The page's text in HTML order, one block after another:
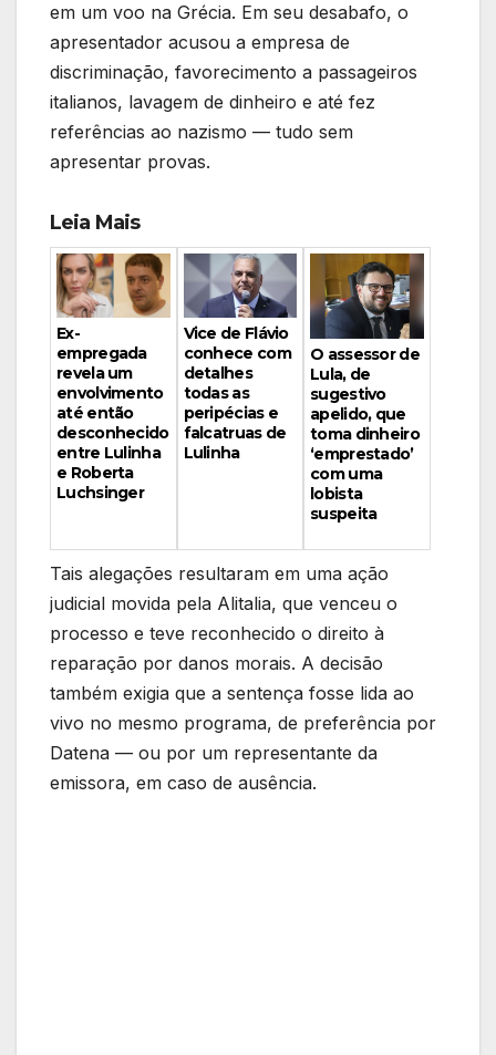
em um voo na Grécia. Em seu desabafo, o
apresentador acusou a empresa de
discriminação, favorecimento a passageiros
italianos, lavagem de dinheiro e até fez
referências ao nazismo — tudo sem
apresentar provas.
Leia Mais
Ex-
empregada
revela um
envolvimento
até então
desconhecido
entre Lulinha
e Roberta
Luchsinger
Vice de Flávio
conhece com
detalhes
todas as
peripécias e
falcatruas de
Lulinha
O assessor de
Lula, de
sugestivo
apelido, que
toma dinheiro
‘emprestado’
com uma
lobista
suspeita
Tais alegações resultaram em uma ação
judicial movida pela Alitalia, que venceu o
processo e teve reconhecido o direito à
reparação por danos morais. A decisão
também exigia que a sentença fosse lida ao
vivo no mesmo programa, de preferência por
Datena — ou por um representante da
emissora, em caso de ausência.